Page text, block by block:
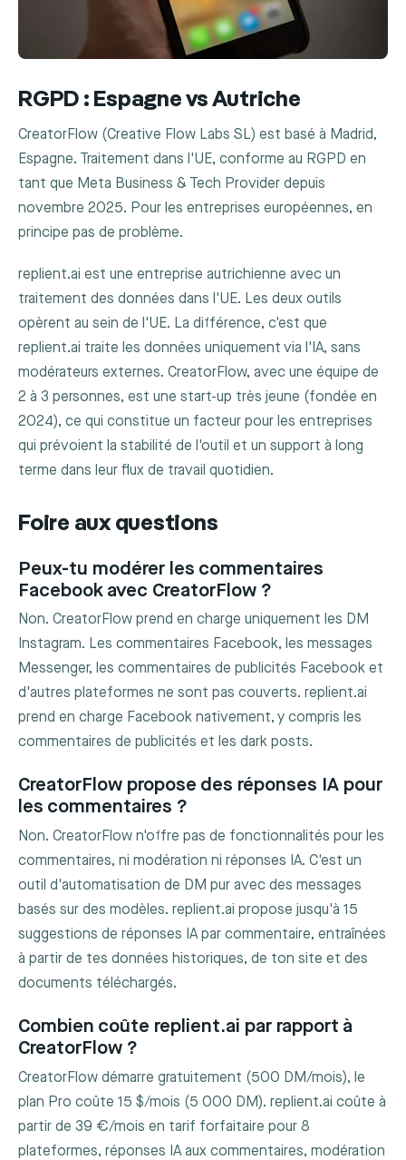
RGPD : Espagne vs Autriche
CreatorFlow (Creative Flow Labs SL) est basé à Madrid,
Espagne. Traitement dans l'UE, conforme au RGPD en
tant que Meta Business & Tech Provider depuis
novembre 2025. Pour les entreprises européennes, en
principe pas de problème.
replient.ai est une entreprise autrichienne avec un
traitement des données dans l'UE. Les deux outils
opèrent au sein de l'UE. La différence, c'est que
replient.ai traite les données uniquement via l'IA, sans
modérateurs externes. CreatorFlow, avec une équipe de
2 à 3 personnes, est une start-up très jeune (fondée en
2024), ce qui constitue un facteur pour les entreprises
qui prévoient la stabilité de l'outil et un support à long
terme dans leur flux de travail quotidien.
Foire aux questions
Peux-tu modérer les commentaires
Facebook avec CreatorFlow ?
Non. CreatorFlow prend en charge uniquement les DM
Instagram. Les commentaires Facebook, les messages
Messenger, les commentaires de publicités Facebook et
d'autres plateformes ne sont pas couverts. replient.ai
prend en charge Facebook nativement, y compris les
commentaires de publicités et les dark posts.
CreatorFlow propose des réponses IA pour
les commentaires ?
Non. CreatorFlow n'offre pas de fonctionnalités pour les
commentaires, ni modération ni réponses IA. C'est un
outil d'automatisation de DM pur avec des messages
basés sur des modèles. replient.ai propose jusqu'à 15
suggestions de réponses IA par commentaire, entraînées
à partir de tes données historiques, de ton site et des
documents téléchargés.
Combien coûte replient.ai par rapport à
CreatorFlow ?
CreatorFlow démarre gratuitement (500 DM/mois), le
plan Pro coûte 15 $/mois (5 000 DM). replient.ai coûte à
partir de 39 €/mois en tarif forfaitaire pour 8
plateformes, réponses IA aux commentaires, modération